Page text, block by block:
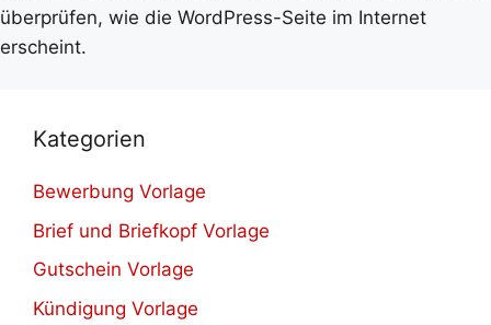
überprüfen, wie die WordPress-Seite im Internet
erscheint.
Kategorien
Bewerbung Vorlage
Brief und Briefkopf Vorlage
Gutschein Vorlage
Kündigung Vorlage